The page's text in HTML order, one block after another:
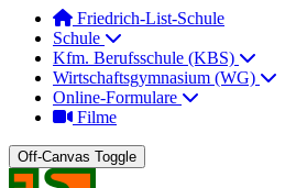
Friedrich-List-Schule
Schule
Kfm. Berufsschule (KBS)
Wirtschaftsgymnasium (WG)
Online-Formulare
Filme
Off-Canvas Toggle